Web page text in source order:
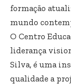
formação
mundo
O Centro
liderança
Silva, é uma
qualidade a